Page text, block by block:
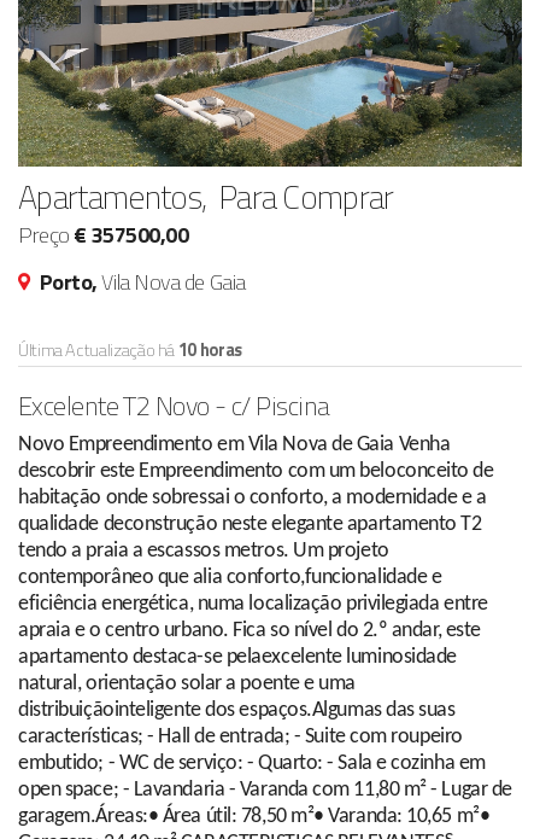
Apartamentos, Para Comprar
Preço€ 357500,00
Porto,Vila Nova de Gaia
Última Actualização há10 horas
Excelente T2 Novo - c/ Piscina
Novo Empreendimento em Vila Nova de Gaia Venha
descobrir este Empreendimento com um beloconceito de
habitação onde sobressai o conforto, a modernidade e a
qualidade deconstrução neste elegante apartamento T2
tendo a praia a escassos metros. Um projeto
contemporâneo que alia conforto,funcionalidade e
eficiência energética, numa localização privilegiada entre
apraia e o centro urbano. Fica so nível do 2.º andar, este
apartamento destaca-se pelaexcelente luminosidade
natural, orientação solar a poente e uma
distribuiçãointeligente dos espaços.Algumas das suas
características; - Hall de entrada; - Suite com roupeiro
embutido; - WC de serviço: - Quarto: - Sala e cozinha em
open space; - Lavandaria - Varanda com 11,80 m² - Lugar de
garagem.Áreas:• Área útil: 78,50 m²• Varanda: 10,65 m²•